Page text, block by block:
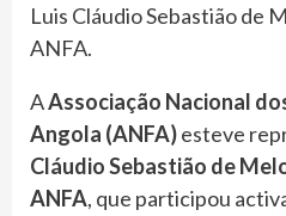
Luis Cláudio Sebastião de
ANFA.
AAssociação Nacional
Angola (ANFA)esteve
Cláudio Sebastião de
ANFA, que participou